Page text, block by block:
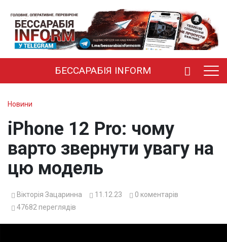
БЕССАРАБІЯ INFORM
Новини
iPhone 12 Pro: чому
варто звернути увагу на
цю модель
Вікторія Зацаринна 11.12.23 0 коментарів
47682 переглядів